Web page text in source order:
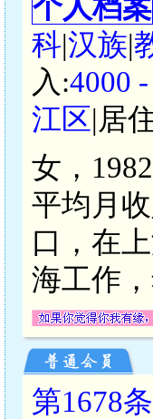
个人档案
科|汉族|
入:4000
江区|居
女，
平均月
口，在
海工作
第1678条